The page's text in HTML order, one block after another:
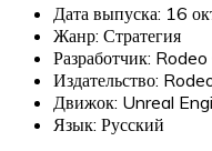
Дата выпуска: 16
Жанр: Стратегия
Разработчик:
Издательство:
Движок: Unreal
Язык: Русский